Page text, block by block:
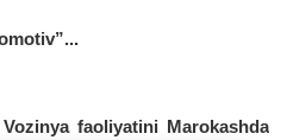
faoliyatini Marokashda